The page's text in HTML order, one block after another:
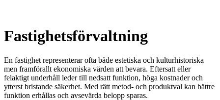
Fastighetsförvaltning
En fastighet representerar ofta både estetiska och kulturhistoriska
men framförallt ekonomiska värden att bevara. Eftersatt eller
felaktigt underhåll leder till nedsatt funktion, höga kostnader och
ytterst bristande säkerhet. Med rätt metod- och produktval kan bättre
funktion erhållas och avsevärda belopp sparas.